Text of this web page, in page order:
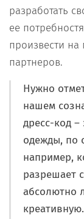
разработать
ее
произвести
партнеров.
Нужно
нашем
дресс-код
одежды, по
например,
разрешает
абсолютно